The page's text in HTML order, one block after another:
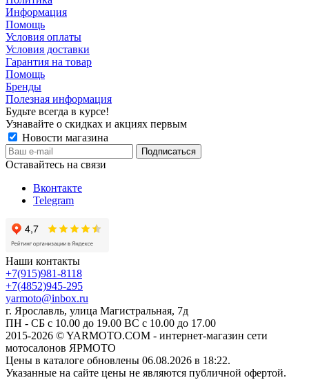
Информация
Помощь
Условия оплаты
Условия доставки
Гарантия на товар
Помощь
Бренды
Полезная информация
Будьте всегда в курсе!
Узнавайте о скидках и акциях первым
Новости магазина
Оставайтесь на связи
Вконтакте
Telegram
Наши контакты
+7(915)981-8118
+7(4852)945-295
yarmoto@inbox.ru
г. Ярославль, улица Магистральная, 7д
ПН - СБ с 10.00 до 19.00 ВС с 10.00 до 17.00
2015-2026 © YARMOTO.COM - интернет-магазин сети
мотосалонов ЯРМОТО
Цены в каталоге обновлены 06.08.2026 в 18:22.
Указанные на сайте цены не являются публичной офертой.